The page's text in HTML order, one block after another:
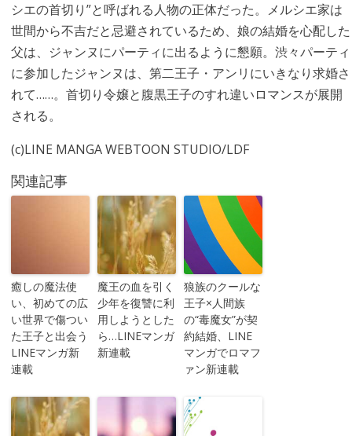
シエの首切り”と呼ばれる人物の正体だった。メルシエ家は
世間から不吉だと忌避されているため、娘の結婚を心配した
父は、ジャンヌにパーティに出るように懇願。渋々パーティ
に参加したジャンヌは、第二王子・アンリにいきなり求婚さ
れて……。首切り令嬢と腹黒王子のすれ違いロマンスが展開
される。
(c)LINE MANGA WEBTOON STUDIO/LDF
関連記事
癒しの魔法使
い、初めての広
い世界で傷つい
た王子と出会う
LINEマンガ新
連載
魔王の血を引く
少年を復讐に利
用しようとした
ら…LINEマンガ
新連載
狼族のクールな
王子×人間族
の“毒魔女”が契
約結婚、LINE
マンガでロマフ
ァン新連載